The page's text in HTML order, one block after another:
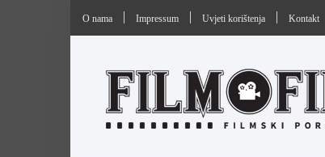
O nama Impressum Uvjeti korištenja Kontakt